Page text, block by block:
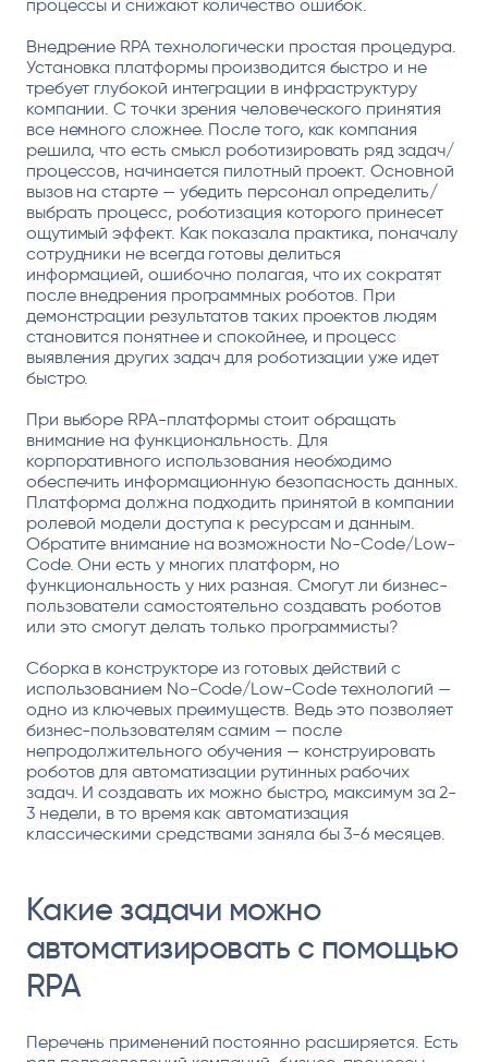
процессы и снижают количество ошибок.
Внедрение RPA технологически простая процедура.
Установка платформы производится быстро и не
требует глубокой интеграции в инфраструктуру
компании. С точки зрения человеческого принятия
все немного сложнее. После того, как компания
решила, что есть смысл роботизировать ряд задач/
процессов, начинается пилотный проект. Основной
вызов на старте — убедить персонал определить/
выбрать процесс, роботизация которого принесет
ощутимый эффект. Как показала практика, поначалу
сотрудники не всегда готовы делиться
информацией, ошибочно полагая, что их сократят
после внедрения программных роботов. При
демонстрации результатов таких проектов людям
становится понятнее и спокойнее, и процесс
выявления других задач для роботизации уже идет
быстро.
При выборе RPA-платформы стоит обращать
внимание на функциональность. Для
корпоративного использования необходимо
обеспечить информационную безопасность данных.
Платформа должна подходить принятой в компании
ролевой модели доступа к ресурсам и данным.
Обратите внимание на возможности No-Code/Low-
Code. Они есть у многих платформ, но
функциональность у них разная. Смогут ли бизнес-
пользователи самостоятельно создавать роботов
или это смогут делать только программисты?
Сборка в конструкторе из готовых действий с
использованием No-Code/Low-Code технологий —
одно из ключевых преимуществ. Ведь это позволяет
бизнес-пользователям самим — после
непродолжительного обучения — конструировать
роботов для автоматизации рутинных рабочих
задач. И создавать их можно быстро, максимум за 2-
3 недели, в то время как автоматизация
классическими средствами заняла бы 3-6 месяцев.
Какие задачи можно
автоматизировать с помощью
RPA
Перечень применений постоянно расширяется. Есть